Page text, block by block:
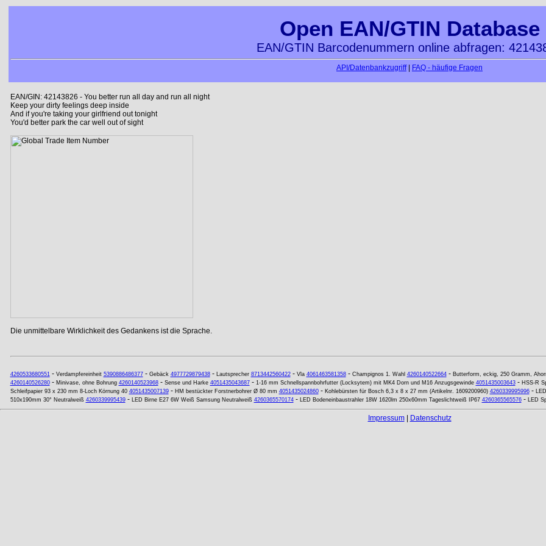
Open EAN/GTIN Database
EAN/GTIN Barcodenummern online abfragen:
API/Datenbankzugriff| FAQ - häufige Fragen
EAN/GIN: 42143826 - You better run all day and run all night
Keep your dirty feelings deep inside
And if you're taking your girlfriend out tonight
You'd better park the car well out of sight
Die unmittelbare Wirklichkeit des Gedankens ist die Sprache.
4260533680551- Verdampfereinheit 5390886486377- Gebäck 4977729879438- Lautsprecher 8713442560422- Vla 4061463581358- Champignos 1. Wahl 4260140522664- Butterform, eckig, 250 Gramm,
4260140526280- Minivase, ohne Bohrung 4260140523968- Sense und Harke 4051435043687- 1-16 mm Schnellspannbohrfutter (Locksytem) mit MK4 Dorn und M16 Anzugsgewinde 4051435003643- HSS-R
Schleifpapier 93 x 230 mm 8-Loch Körnung 40 4051435007139- HM bestückter Forstnerbohrer Ø 80 mm 4051435024860- Kohlebürsten für Bosch 6,3 x 8 x 27 mm (Artikelnr. 1609200960) 4260339995996-
510x190mm 30° Neutralweiß 4260339995439- LED Birne E27 6W Weiß Samsung Neutralweiß 4260365570174- LED Bodeneinbaustrahler 18W 1620lm 250x60mm Tageslichtweiß IP67 4260365565576- LED
Impressum| Datenschutz